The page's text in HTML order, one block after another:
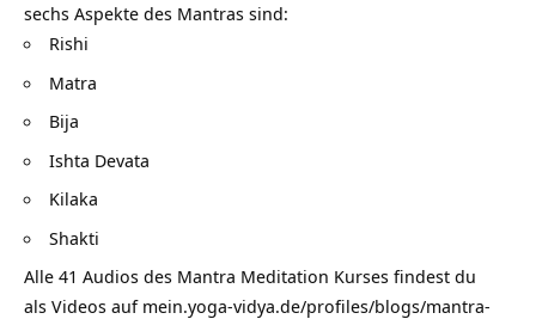
sechs Aspekte des Mantras sind:
Rishi
Matra
Bija
Ishta Devata
Kilaka
Shakti
Alle 41 Audios des Mantra Meditation Kurses findest du
als Videos auf mein.yoga-vidya.de/profiles/blogs/mantra-